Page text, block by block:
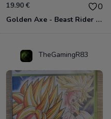
19.90 € 0
Golden Axe - Beast Rider Xbox 360
TheGamingR83